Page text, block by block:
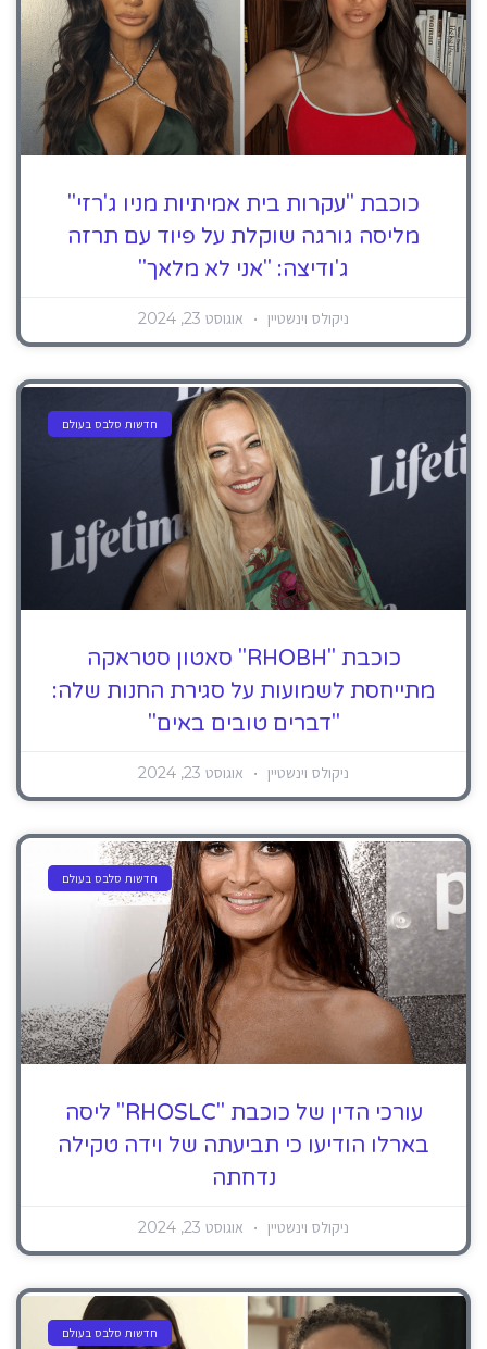
כוכבת "עקרות בית אמיתיות מניו ג'רזי"
מליסה גורגה שוקלת על פיוד עם תרזה
ג'ודיצה: "אני לא מלאך"
ניקולס וינשטיין אוגוסט 23, 2024
חדשות סלבס בעולם
כוכבת "RHOBH" סאטון סטראקה
מתייחסת לשמועות על סגירת החנות שלה:
"דברים טובים באים"
ניקולס וינשטיין אוגוסט 23, 2024
חדשות סלבס בעולם
עורכי הדין של כוכבת "RHOSLC" ליסה
בארלו הודיעו כי תביעתה של וידה טקילה
נדחתה
ניקולס וינשטיין אוגוסט 23, 2024
חדשות סלבס בעולם